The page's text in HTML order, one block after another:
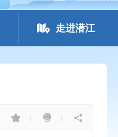
走进潜江
| |